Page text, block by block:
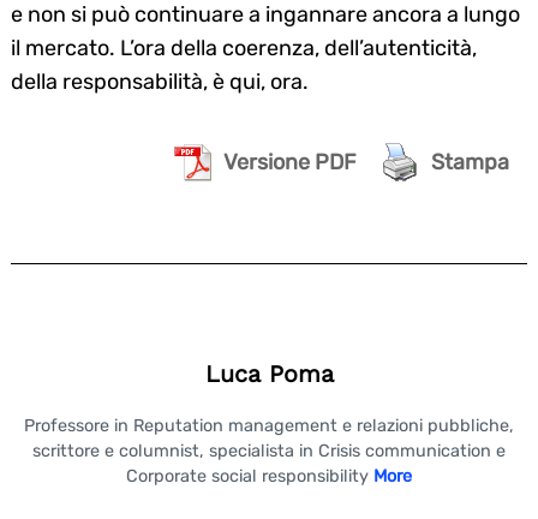
e non si può continuare a ingannare ancora a lungo
il mercato. L’ora della coerenza, dell’autenticità,
della responsabilità, è qui, ora.
Versione PDF Stampa
Luca Poma
Professore in Reputation management e relazioni pubbliche,
scrittore e columnist, specialista in Crisis communication e
Corporate social responsibility More